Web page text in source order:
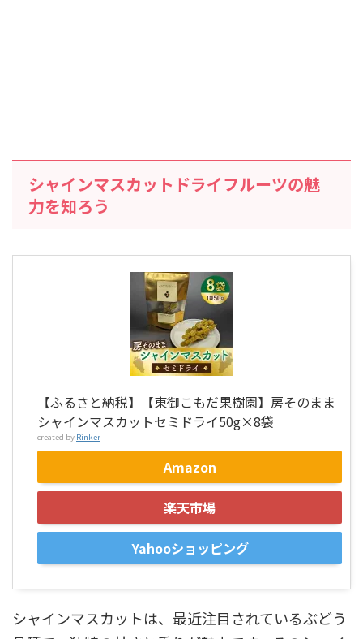
シャインマスカットドライフルーツの魅
力を知ろう
【ふるさと納税】【東御こもだ果樹園】房そのまま
シャインマスカットセミドライ50g×8袋
created by Rinker
Amazon
楽天市場
Yahooショッピング
シャインマスカットは、最近注目されているぶどう